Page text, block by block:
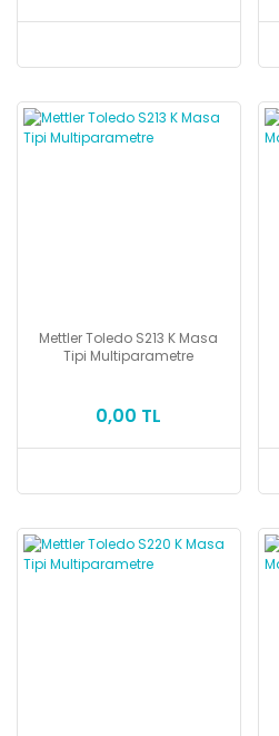
Mettler Toledo S213 K Masa
Tipi Multiparametre
0,00 TL